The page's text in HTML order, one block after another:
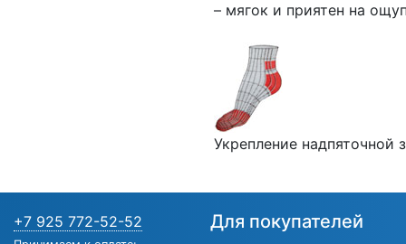
– мягок и приятен на
Укрепление надпяточной
+7 925 772-52-52 Для покупателей